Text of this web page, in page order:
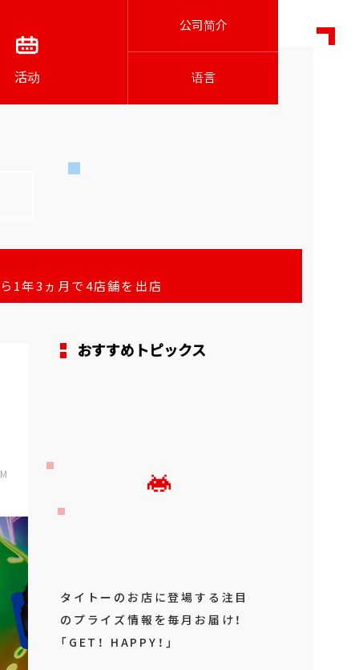
活动
公司简介
语言
1年3ヵ月で4店舗を出店
おすすめトピックス
タイトーのお店に登場する注目
のプライズ情報を毎月お届け！
「GET！ HAPPY！」